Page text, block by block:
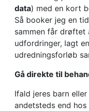
data) med en kort
Så booker jeg en
sammen får drøftet
udfordringer, lagt
udredningsforløb
Gå direkte til
Ifald jeres barn
andetsteds end